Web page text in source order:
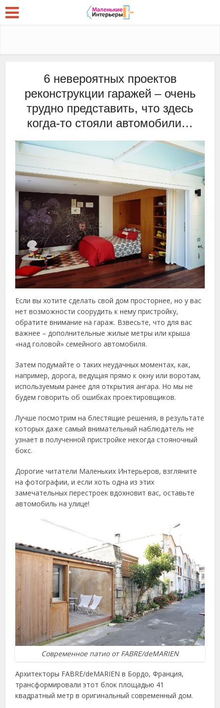
6 невероятных проектов
реконструкции гаражей – очень
трудно представить, что здесь
когда-то стояли автомобили…
Если вы хотите сделать свой дом просторнее, но у вас
нет возможности соорудить к нему пристройку,
обратите внимание на гараж. Взвесьте, что для вас
важнее – дополнительные жилые метры или крыша
«над головой» семейного автомобиля.
Затем подумайте о таких неудачных моментах, как,
например, дорога, ведущая прямо к окну или воротам,
используемым ранее для открытия ангара. Но мы не
будем говорить об ошибках проектировщиков.
Лучше посмотрим на блестящие решения, в результате
которых даже самый внимательный наблюдатель не
узнает в полученной пристройке некогда стояночный
бокс.
Дорогие читатели Маленьких Интерьеров, взгляните
на фотографии, и если хоть одна из этих
замечательных перестроек вдохновит вас, оставьте
автомобиль на улице!
Современное патио от FABRE/deMARIEN
Архитекторы FABRE/deMARIEN в Бордо, Франция,
трансформировали этот блок площадью 41
квадратный метр в оригинальный современный дом.